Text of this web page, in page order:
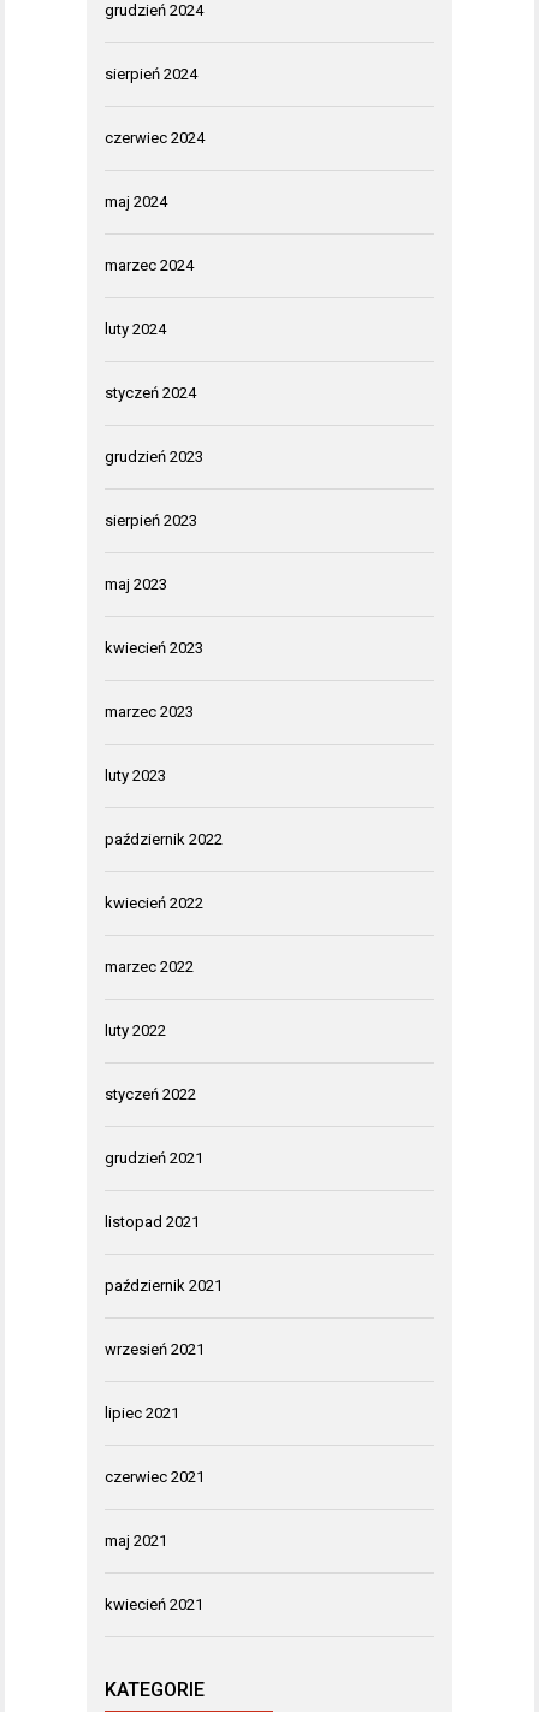
grudzień 2024
sierpień 2024
czerwiec 2024
maj 2024
marzec 2024
luty 2024
styczeń 2024
grudzień 2023
sierpień 2023
maj 2023
kwiecień 2023
marzec 2023
luty 2023
październik 2022
kwiecień 2022
marzec 2022
luty 2022
styczeń 2022
grudzień 2021
listopad 2021
październik 2021
wrzesień 2021
lipiec 2021
czerwiec 2021
maj 2021
kwiecień 2021
KATEGORIE